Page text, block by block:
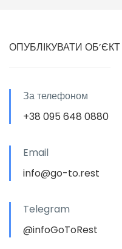
ОПУБЛІКУВАТИ ОБ’ЄКТ
За телефоном
+38 095 648 0880
Email
info@go-to.rest
Telegram
@infoGoToRest